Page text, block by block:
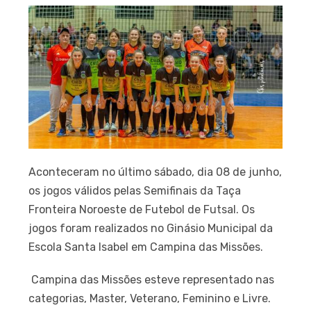
Aconteceram no último sábado, dia 08 de junho,
os jogos válidos pelas Semifinais da Taça
Fronteira Noroeste de Futebol de Futsal. Os
jogos foram realizados no Ginásio Municipal da
Escola Santa Isabel em Campina das Missões.
Campina das Missões esteve representado nas
categorias, Master, Veterano, Feminino e Livre.